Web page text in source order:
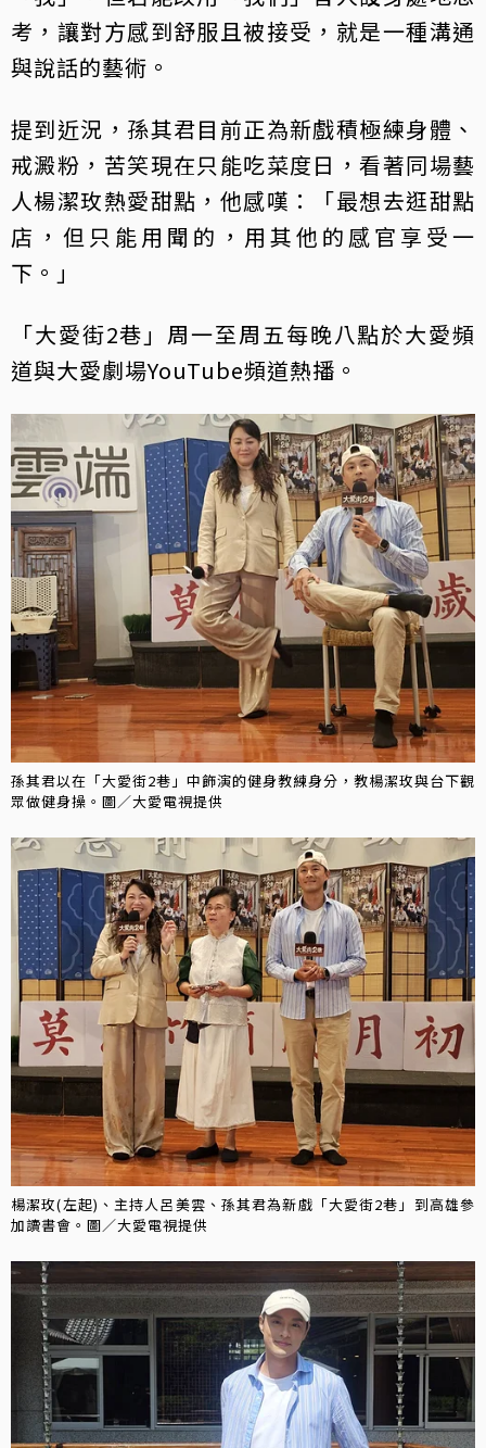
考，讓對方感到舒服且被接受，就是一種溝通
與說話的藝術。
提到近況，孫其君目前正為新戲積極練身體、
戒澱粉，苦笑現在只能吃菜度日，看著同場藝
人楊潔玫熱愛甜點，他感嘆：「最想去逛甜點
店，但只能用聞的，用其他的感官享受一
下。」
「大愛街2巷」周一至周五每晚八點於大愛頻
道與大愛劇場YouTube頻道熱播。
孫其君以在「大愛街2巷」中飾演的健身教練身分，教楊潔玫與台下觀
眾做健身操。圖／大愛電視提供
楊潔玫(左起)、主持人呂美雲、孫其君為新戲「大愛街2巷」到高雄參
加讀書會。圖／大愛電視提供